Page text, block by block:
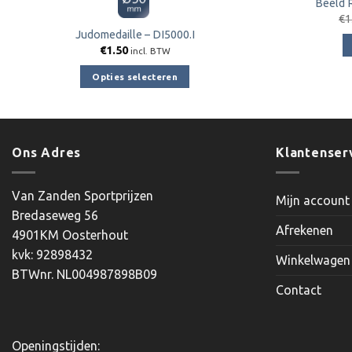
Judomedaille – DI5000.I
€1.50 incl. BTW
Opties selecteren
optie
op
Beeld
€
Ons Adres
Van Zanden Sportprijzen
Bredaseweg 56
4901KM Oosterhout
kvk: 92898432
BTWnr. NL004987898B09
Openingstijden:
Mijn account
Afrekenen
Winkelwagen
Contact